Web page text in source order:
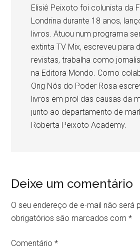
Elisiê Peixoto foi colunista da
Londrina durante 18 anos,
livros. Atuou num programa
extinta TV Mix, escreveu para
revistas, trabalha como
na Editora Mondo. Como
Ong Nós do Poder Rosa
livros em prol das causas da
junto ao departamento de
Roberta Peixoto Academy.
Reader
Interactions
Deixe um comentário
O seu endereço de e-mail não será
obrigatórios são marcados com*
Comentário*